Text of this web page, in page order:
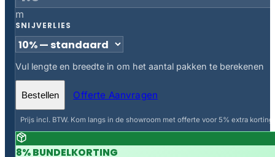
m
SNIJVERLIES
Vul lengte en breedte in om het aantal pakken te berekenen
Bestellen Offerte Aanvragen
Prijs incl. BTW. Kom langs in de showroom met offerte voor 5% extra korting.
8% BUNDELKORTING